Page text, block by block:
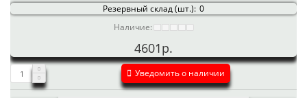
Резервный склад (шт.): 0
Наличие:
4601р.
Уведомить о наличии